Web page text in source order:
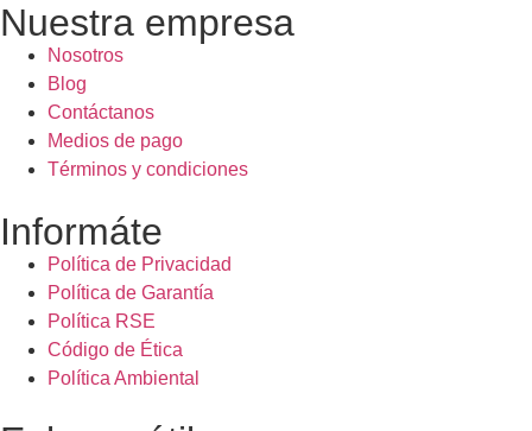
Nuestra empresa
Nosotros
Blog
Contáctanos
Medios de pago
Términos y condiciones
Informáte
Política de Privacidad
Política de Garantía
Política RSE
Código de Ética
Política Ambiental